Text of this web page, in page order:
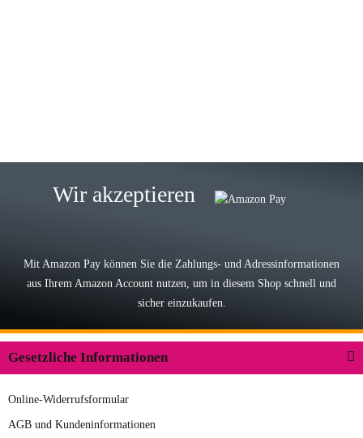
Lieferung, man kann bedenkenlos
Der Koffer macht einen sehr soliden
Wir akzeptieren
Mit Amazon Pay können Sie die Zahlungs- und Adressinformationen
aus Ihrem Amazon Account nutzen, um in diesem Shop schnell und
sicher einzukaufen.
Gesetzliche Informationen
Online-Widerrufsformular
AGB und Kundeninformationen